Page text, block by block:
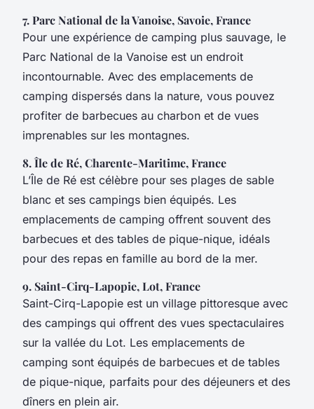
7. Parc National de la Vanoise, Savoie, France
Pour une expérience de camping plus sauvage, le
Parc National de la Vanoise est un endroit
incontournable. Avec des emplacements de
camping dispersés dans la nature, vous pouvez
profiter de barbecues au charbon et de vues
imprenables sur les montagnes.
8. Île de Ré, Charente-Maritime, France
L’Île de Ré est célèbre pour ses plages de sable
blanc et ses campings bien équipés. Les
emplacements de camping offrent souvent des
barbecues et des tables de pique-nique, idéals
pour des repas en famille au bord de la mer.
9. Saint-Cirq-Lapopie, Lot, France
Saint-Cirq-Lapopie est un village pittoresque avec
des campings qui offrent des vues spectaculaires
sur la vallée du Lot. Les emplacements de
camping sont équipés de barbecues et de tables
de pique-nique, parfaits pour des déjeuners et des
dîners en plein air.